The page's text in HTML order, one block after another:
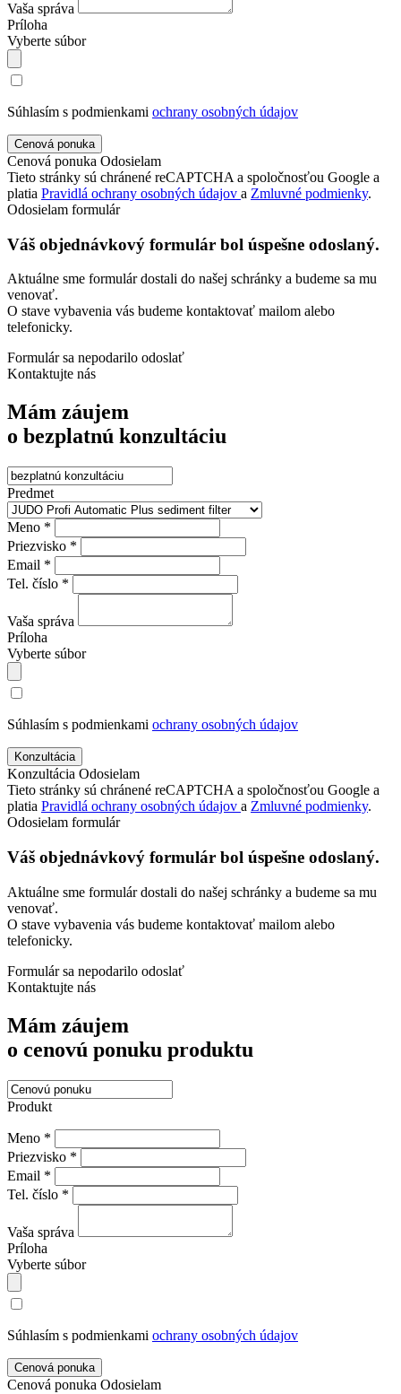
Vaša správa
Príloha
Vyberte súbor
Súhlasím s podmienkami ochrany osobných údajov
Cenová ponuka Odosielam
Tieto stránky sú chránené reCAPTCHA a spoločnosťou Google a
platia Pravidlá ochrany osobných údajov a Zmluvné podmienky.
Odosielam formulár
Váš objednávkový formulár bol úspešne odoslaný.
Aktuálne sme formulár dostali do našej schránky a budeme sa mu
venovať.
O stave vybavenia vás budeme kontaktovať mailom alebo
telefonicky.
Formulár sa nepodarilo odoslať
Kontaktujte nás
Mám záujem
o bezplatnú konzultáciu
Predmet
Meno *
Priezvisko *
Email *
Tel. číslo *
Vaša správa
Príloha
Vyberte súbor
Súhlasím s podmienkami ochrany osobných údajov
Konzultácia Odosielam
Tieto stránky sú chránené reCAPTCHA a spoločnosťou Google a
platia Pravidlá ochrany osobných údajov a Zmluvné podmienky.
Odosielam formulár
Váš objednávkový formulár bol úspešne odoslaný.
Aktuálne sme formulár dostali do našej schránky a budeme sa mu
venovať.
O stave vybavenia vás budeme kontaktovať mailom alebo
telefonicky.
Formulár sa nepodarilo odoslať
Kontaktujte nás
Mám záujem
o cenovú ponuku produktu
Produkt
Meno *
Priezvisko *
Email *
Tel. číslo *
Vaša správa
Príloha
Vyberte súbor
Súhlasím s podmienkami ochrany osobných údajov
Cenová ponuka Odosielam